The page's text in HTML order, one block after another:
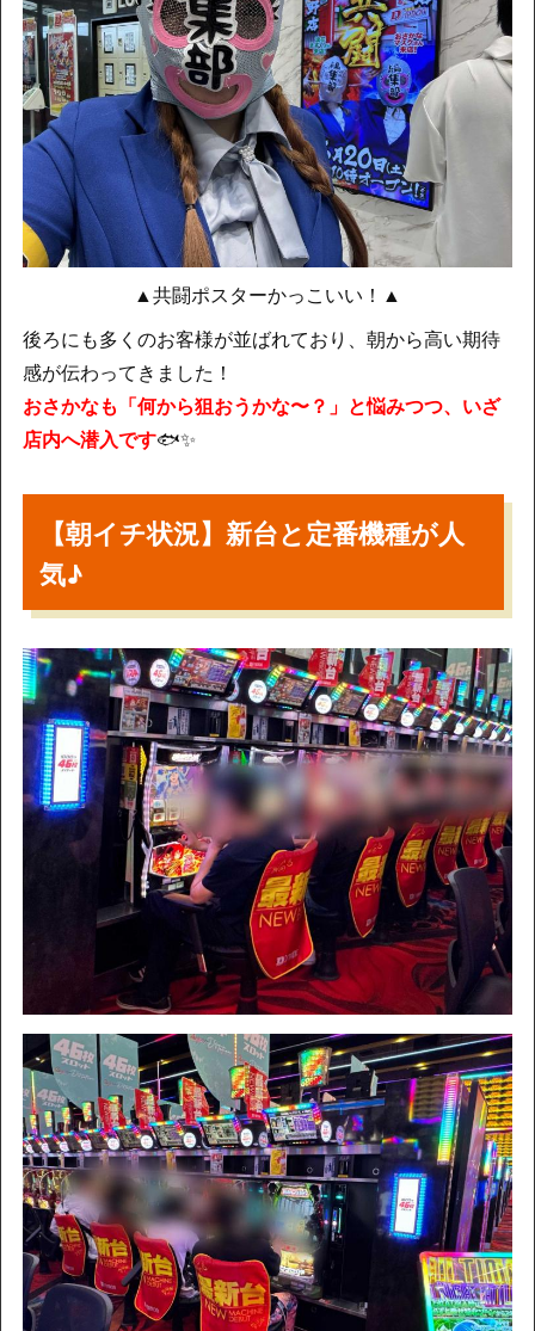
▲共闘ポスターかっこいい！▲
後ろにも多くのお客様が並ばれており、朝から高い期待
感が伝わってきました！
おさかなも「何から狙おうかな〜？」と悩みつつ、いざ
店内へ潜入です🐟✨
【朝イチ状況】新台と定番機種が人
気♪